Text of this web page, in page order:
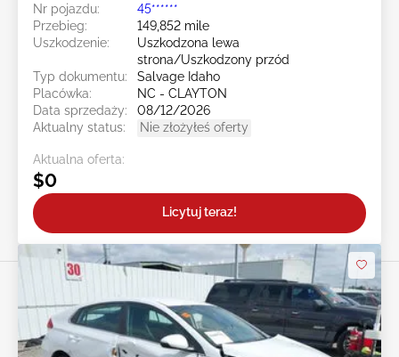
Nr pojazdu:
45******
Przebieg:
149,852 mile
Uszkodzenie:
Uszkodzona lewa
strona/Uszkodzony przód
Typ dokumentu:
Salvage Idaho
Placówka:
NC - CLAYTON
Data sprzedaży:
08/12/2026
Aktualny status:
Nie złożyłeś oferty
Aktualna oferta:
$0
Licytuj teraz!